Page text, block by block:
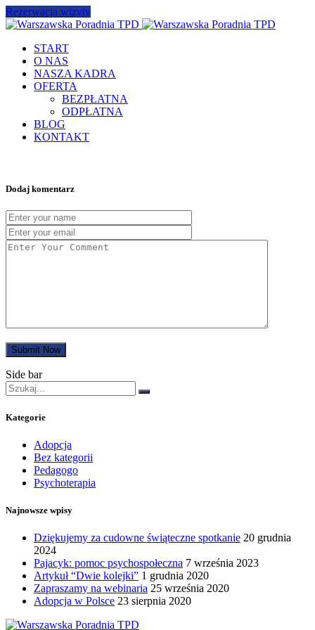
Rezerwacja wizyty
START
O NAS
NASZA KADRA
OFERTA
BEZPŁATNA
ODPŁATNA
BLOG
KONTAKT
Dodaj komentarz
Submit Now
Side bar
Kategorie
Adopcja
Bez kategorii
Pedagogo
Psychoterapia
Najnowsze wpisy
Dziękujemy za cudowne świąteczne spotkanie 20 grudnia
2024
Pajacyk: pomoc psychospołeczna 7 września 2023
Artykuł “Dwie kolejki” 1 grudnia 2020
Zapraszamy na webinaria 25 września 2020
Adopcja w Polsce 23 sierpnia 2020